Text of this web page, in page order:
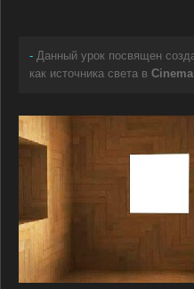
- Данный урок посвящен
как источника света в